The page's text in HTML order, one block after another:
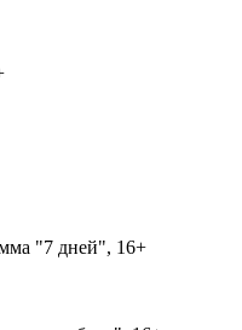
"7 дней", 16+